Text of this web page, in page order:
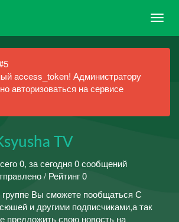
access_token! Администратору
авторизоваться на сервисе
TV
0, за сегодня 0 сообщений
/ Рейтинг 0
группе Вы сможете пообщаться С
и другими подписчиками,а так
предложить свою новость на